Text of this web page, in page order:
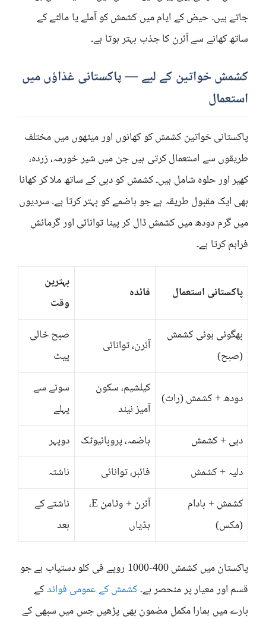
جاتے ہیں۔ حیض کے ایام میں کشمش کو آملے یا مالٹے کے
ساتھ کھانے سے آئرن کا جذب بہتر ہوتا ہے۔
کشمش خواتین کے لیے — پاکستانی غذاؤں میں
استعمال
پاکستانی خواتین کشمش کو کھانوں اور میٹھوں میں مختلف
طریقوں سے استعمال کرتی ہیں جن میں شیر خورمہ، زردہ،
کھیر اور حلوہ شامل ہیں۔ کشمش کو دہی کے ساتھ ملا کر کھانا
بھی ایک مقبول طریقہ ہے جو ہاضمے کو بہتر کرتا ہے۔ سردیوں
میں گرم دودھ میں کشمش ڈال کر پینا توانائی اور گرمائش
فراہم کرتا ہے۔
پاکستانی استعمال فائدہ
بہترین
وقت
بھگوئی ہوئی کشمش
(صبح)
آئرن، توانائی
صبح خالی
پیٹ
دودھ + کشمش (رات)
کیلشیم، سکون
آمیز نیند
سونے سے
پہلے
دہی + کشمش
ہاضمہ، پروبائیوٹک
دوپہر
دلیہ + کشمش
فائبر، توانائی
ناشتہ
کشمش + بادام
(مکس)
آئرن + وٹامن E،
ہڈیاں
ناشتے کے
بعد
پاکستان میں کشمش 400-1000 روپے فی کلو دستیاب ہے جو
قسم اور معیار پر منحصر ہے۔کشمش کے عمومی فوائدکے
بارے میں ہمارا مکمل مضمون بھی پڑھیں جس میں سبھی کے